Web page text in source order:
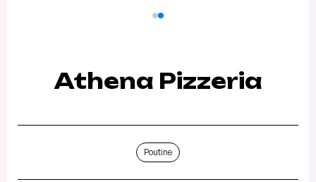
Athena Pizzeria
Poutine